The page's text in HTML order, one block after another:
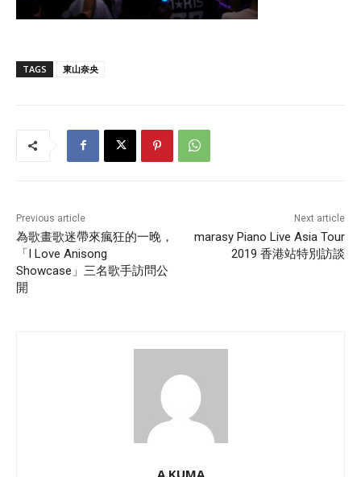
TAGS 東山奈央
Previous article
為歌畫歌迷帶來瘋狂的一晚，
「I Love Anisong
Showcase」三名歌手訪問公
開
Next article
marasy Piano Live Asia Tour
2019 香港站特別訪談
A.KUMA